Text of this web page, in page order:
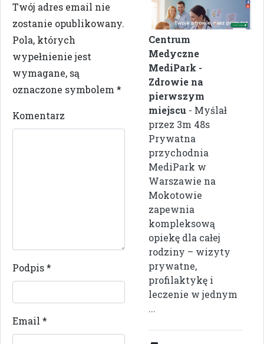
Twój adres email nie
zostanie opublikowany.
Pola, których
wypełnienie jest
wymagane, są
oznaczone symbolem *
Komentarz
Podpis*
Email *
Centrum
Medyczne
MediPark -
Zdrowie na
pierwszym
miejscu - Myślał
przez 3m 48s
Prywatna
przychodnia
MediPark w
Warszawie na
Mokotowie
zapewnia
kompleksową
opiekę dla całej
rodziny – wizyty
prywatne,
profilaktykę i
leczenie w jednym
...